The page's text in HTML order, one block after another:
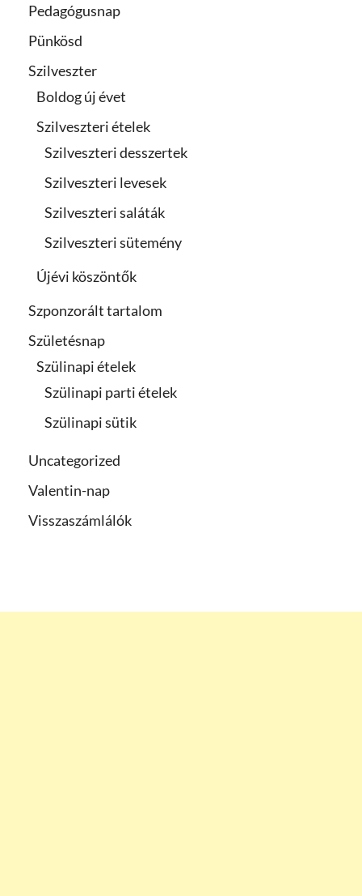
Pedagógusnap
Pünkösd
Szilveszter
Boldog új évet
Szilveszteri ételek
Szilveszteri desszertek
Szilveszteri levesek
Szilveszteri saláták
Szilveszteri sütemény
Újévi köszöntők
Szponzorált tartalom
Születésnap
Szülinapi ételek
Szülinapi parti ételek
Szülinapi sütik
Uncategorized
Valentin-nap
Visszaszámlálók